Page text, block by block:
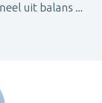
uit balans ...